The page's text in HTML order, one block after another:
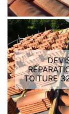
TOITURE